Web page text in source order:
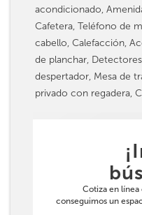
acondicionado,
Cafetera, Teléfono de
cabello, Calefacción,
de planchar,
despertador, Mesa de
privado con regadera,
Cotiza en línea
conseguimos un